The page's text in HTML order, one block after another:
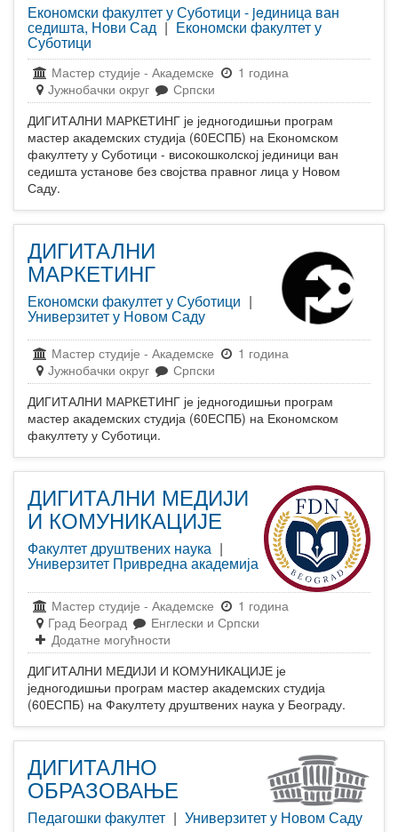
Економски факултет у Суботици - jeдиница ван
седишта, Нови Сад | Економски факултет у
Суботици
Мастер студије - Академске
1 година
Јужнобачки округ
Српски
ДИГИТАЛНИ МАРКЕТИНГ је једногодишњи програм
мастер академских студија (60ЕСПБ) на Економском
факултету у Суботици - високошколској јединици ван
седишта установе без својства правног лица у Новом
Саду.
ДИГИТАЛНИ
МАРКЕТИНГ
Економски факултет у Суботици |
Универзитет у Новом Саду
Мастер студије - Академске
1 година
Јужнобачки округ
Српски
ДИГИТАЛНИ МАРКЕТИНГ је једногодишњи програм
мастер академских студија (60ЕСПБ) на Економском
факултету у Суботици.
ДИГИТАЛНИ МЕДИЈИ
И КОМУНИКАЦИЈЕ
Факултет друштвених наука |
Универзитет Привредна академија
Мастер студије - Академске
1 година
Град Београд
Енглески и Српски
Додатне могућности
ДИГИТАЛНИ МЕДИЈИ И КОМУНИКАЦИЈЕ је
једногодишњи програм мастер академских студија
(60ЕСПБ) на Факултету друштвених наука у Београду.
ДИГИТАЛНО
ОБРАЗОВАЊЕ
Педагошки факултет | Универзитет у Новом Саду